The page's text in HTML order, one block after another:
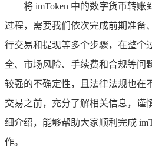
将 imToken 中的数字货币转账
过程，需要我们依次完成前期准备
行交易和提现等多个步骤，在整个
全、市场风险、手续费和合规等问
较强的不确定性，且法律法规也在
交易之前，充分了解相关信息，谨
细介绍，能够帮助大家顺利完成
作。